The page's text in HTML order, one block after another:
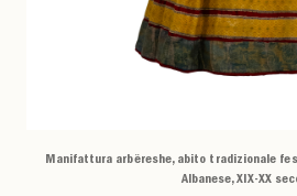
Manifattura arbëreshe, abito tradizionale
Albanese, XIX-XX